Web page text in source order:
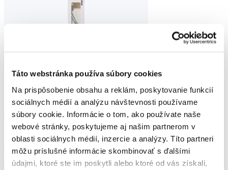
Táto webstránka používa súbory cookies
Na prispôsobenie obsahu a reklám, poskytovanie funkcií
sociálnych médií a analýzu návštevnosti používame
súbory cookie. Informácie o tom, ako používate naše
webové stránky, poskytujeme aj našim partnerom v
oblasti sociálnych médií, inzercie a analýzy. Títo partneri
môžu príslušné informácie skombinovať s ďalšími
údajmi, ktoré ste im poskytli alebo ktoré od vás získali,
Tandex Solo Ultra Soft jednozväzková
kefka
6,60 €
5,0 /5 (4x)